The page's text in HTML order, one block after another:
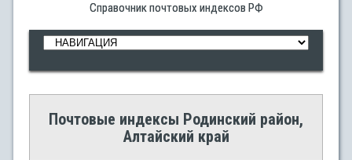
Справочник почтовых индексов РФ
Почтовые индексы Родинский район,
Алтайский край